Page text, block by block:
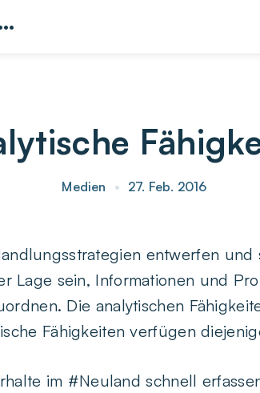
Medien • 27. Feb. 2016
entwerfen
Lage sein, Informationen und
Die analytischen
Fähigkeiten verfügen
im #Neuland schnell